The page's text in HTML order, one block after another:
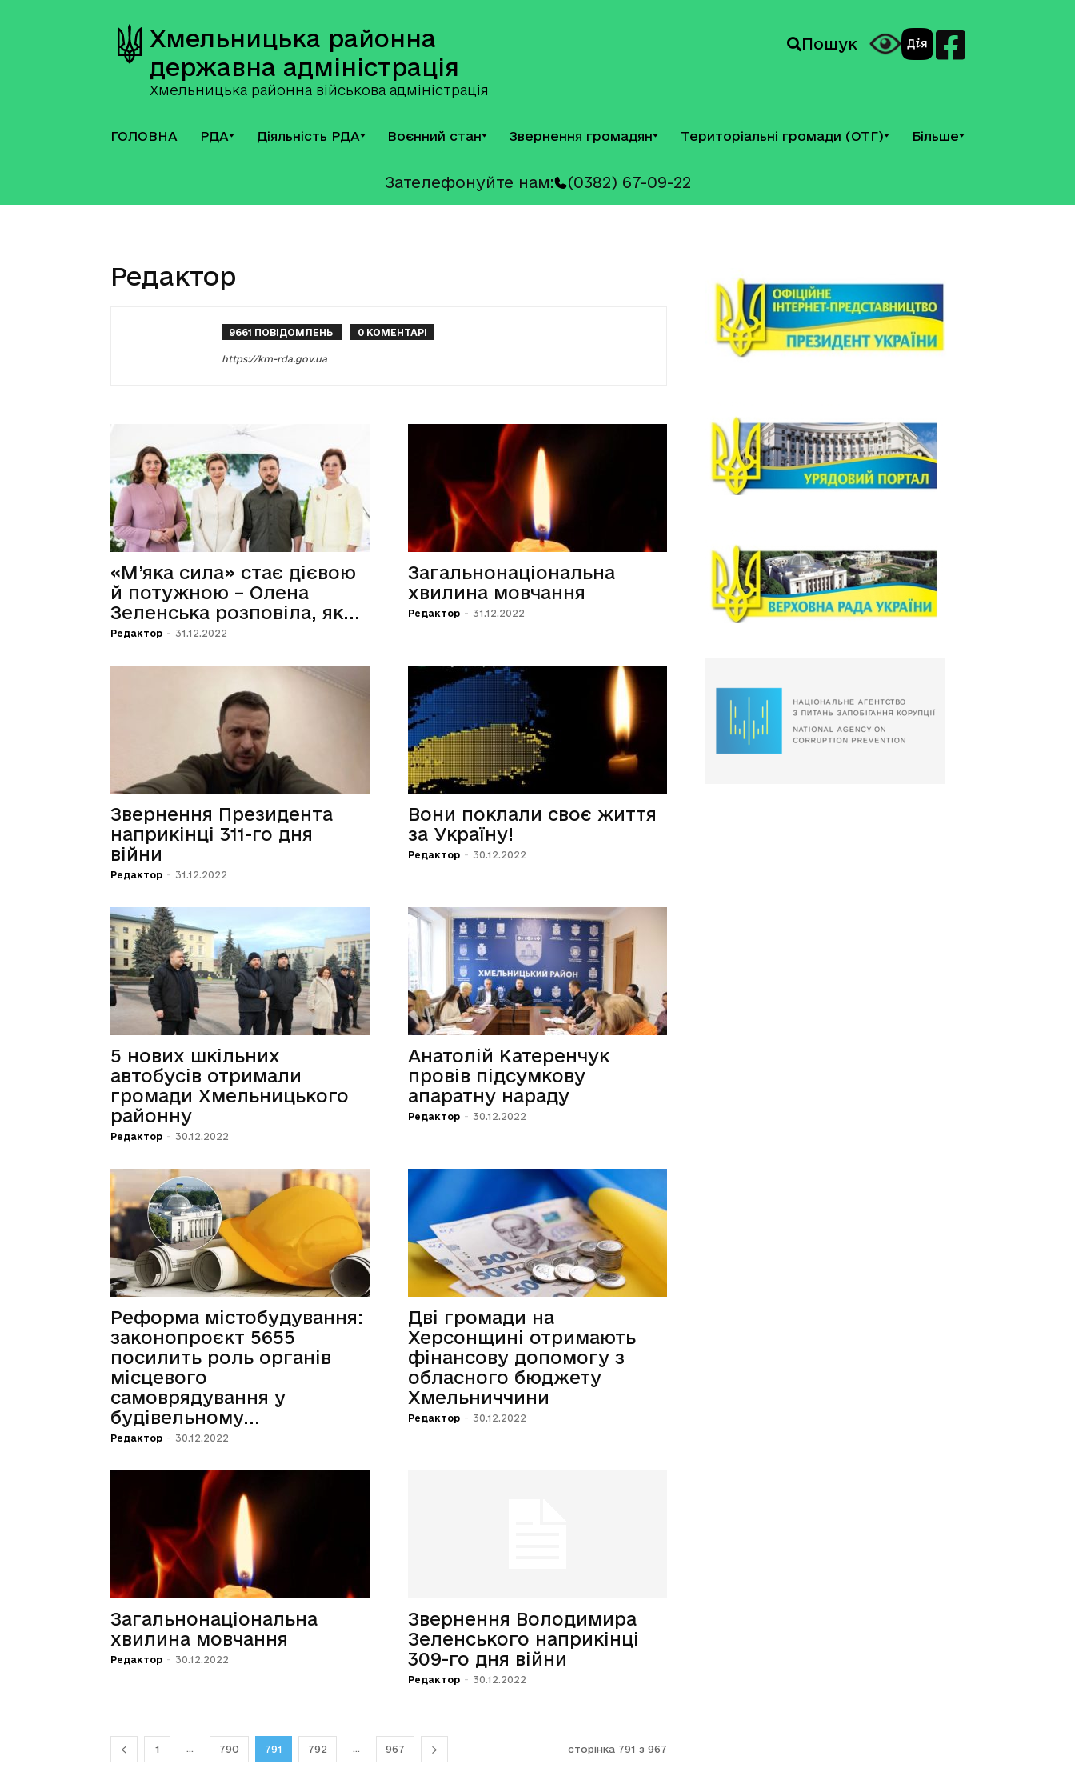
Хмельницька районна
державна адміністрація
Хмельницька районна військова адміністрація
Пошук
ГОЛОВНА РДА Діяльність РДА Воєнний стан Звернення громадян Територіальні громади (ОТГ) Більше
Зателефонуйте нам: (0382) 67-09-22
Редактор
9661 ПОВІДОМЛЕНЬ 0 КОМЕНТАРІ
https://km-rda.gov.ua
«М’яка сила» стає дієвою
й потужною – Олена
Зеленська розповіла, як...
Редактор - 31.12.2022
Загальнонаціональна
хвилина мовчання
Редактор - 31.12.2022
Звернення Президента
наприкінці 311-го дня
війни
Редактор - 31.12.2022
Вони поклали своє життя
за Україну!
Редактор - 30.12.2022
5 нових шкільних
автобусів отримали
громади Хмельницького
районну
Редактор - 30.12.2022
Анатолій Катеренчук
провів підсумкову
апаратну нараду
Редактор - 30.12.2022
Реформа містобудування:
законопроєкт 5655
посилить роль органів
місцевого
самоврядування у
будівельному...
Редактор - 30.12.2022
Дві громади на
Херсонщині отримають
фінансову допомогу з
обласного бюджету
Хмельниччини
Редактор - 30.12.2022
Загальнонаціональна
хвилина мовчання
Редактор - 30.12.2022
Звернення Володимира
Зеленського наприкінці
309-го дня війни
Редактор - 30.12.2022
1 ... 790 791 792 ... 967 сторінка 791 з 967